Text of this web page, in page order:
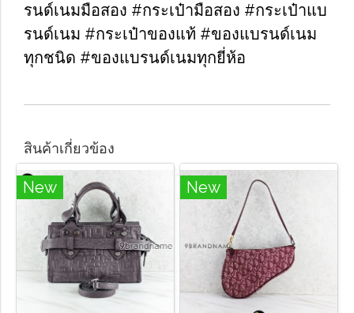
รนด์เนมมือสอง​ #กระเป๋ามือสอง​ #กระเป๋าแบ
รนด์เนม​ #กระเป๋าของแท้​ #ของแบรนด์เนม
ทุกชนิด​ #ของแบรนด์เนมทุกยี่ห้อ
สินค้าเกี่ยวข้อง
New New